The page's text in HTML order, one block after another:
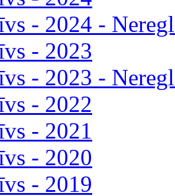
- 2024 -
- 2023
- 2023 -
- 2022
- 2021
- 2020
- 2019